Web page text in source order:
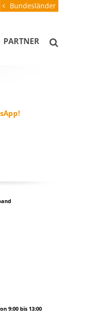
Bundesländer
PARTNER
9:00 bis 13:00